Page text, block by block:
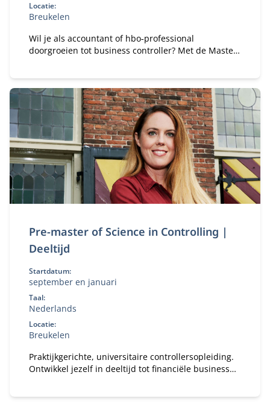
Locatie:
Breukelen
Wil je als accountant of hbo‑professional
doorgroeien tot business controller? Met de Master
adviseren bij financiële en strategische
vraagstukken.
Pre-master of Science in Controlling |
Deeltijd
Startdatum:
september en januari
Taal:
Nederlands
Locatie:
Breukelen
Praktijkgerichte, universitaire controllersopleiding.
Ontwikkel jezelf in deeltijd tot financiële business